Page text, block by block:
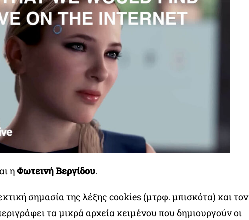
ηΦωτεινή Βεργίδου.
σημασία της λέξης cookies (μτρφ. μπισκότα) και τον
τα μικρά αρχεία κειμένου που δημιουργούν οι